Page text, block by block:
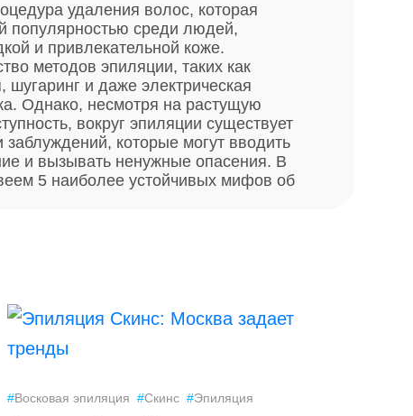
удаления волос, которая
популярностью среди людей,
и привлекательной коже.
методов эпиляции, таких как
шугаринг и даже электрическая
Однако, несмотря на растущую
вокруг эпиляции существует
которые могут вводить
и вызывать ненужные опасения. В
5 наиболее устойчивых мифов об
#Восковая эпиляция #Скинс #Эпиляция